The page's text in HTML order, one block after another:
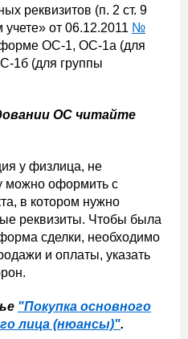
реквизитов (п. 2 ст. 9
учете» от 06.12.2011 №
ОС-1, ОС-1а (для
1б (для группы
ОС читайте
у физлица, не
можно оформить с
в котором нужно
реквизиты. Чтобы была
сделки, необходимо
и оплаты, указать
"Покупка основного
лица (нюансы)".